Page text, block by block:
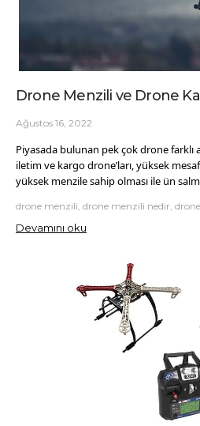
Drone Menzili ve Drone
Ağustos 16, 2022
Piyasada bulunan pek çok drone farklı
iletim ve kargo drone’ları, yüksek
yüksek menzile sahip olması ile ün
Devamını oku